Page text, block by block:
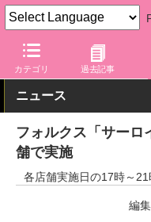
カテゴリ 過去記事
グルメ Watch 店舗 レ
ニュース
フォルクス「サーロ
舗で実施
各店舗実施日の17時～21
編